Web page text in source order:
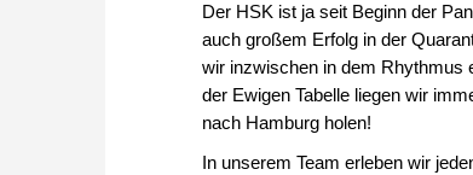
Der HSK ist ja seit Beginn der
auch großem Erfolg in der
wir inzwischen in dem Rhythmus
der Ewigen Tabelle liegen wir
nach Hamburg holen!
In unserem Team erleben wir